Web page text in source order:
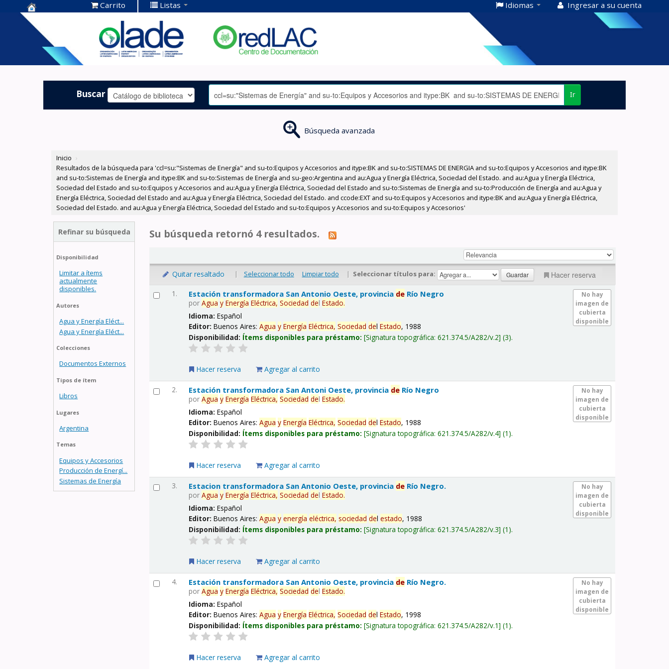
Centro de
Documentación
OLADE -
Carrito Listas Idiomas Ingresar a su cuenta
Buscar Ir
Búsqueda avanzada
Inicio ›
Resultados de la búsqueda para 'ccl=su:"Sistemas de Energía" and su-to:Equipos y Accesorios and itype:BK and su-to:SISTEMAS DE ENERGIA and su-to:Equipos y Accesorios and itype:BK
and su-to:Sistemas de Energía and itype:BK and su-to:Sistemas de Energía and su-geo:Argentina and au:Agua y Energía Eléctrica, Sociedad del Estado. and au:Agua y Energía Eléctrica,
Sociedad del Estado and su-to:Equipos y Accesorios and au:Agua y Energía Eléctrica, Sociedad del Estado and su-to:Sistemas de Energía and su-to:Producción de Energía and au:Agua y
Energía Eléctrica, Sociedad del Estado and au:Agua y Energía Eléctrica, Sociedad del Estado. and ccode:EXT and su-to:Equipos y Accesorios and itype:BK and au:Agua y Energía Eléctrica,
Sociedad del Estado. and au:Agua y Energía Eléctrica, Sociedad del Estado and su-to:Equipos y Accesorios and su-to:Equipos y Accesorios'
Refinar su búsqueda
Disponibilidad
Limitar a ítems
actualmente
disponibles.
Autores
Agua y Energía Eléct...
Agua y Energía Eléct...
Colecciones
Documentos Externos
Tipos de ítem
Libros
Lugares
Argentina
Temas
Equipos y Accesorios
Producción de Energí...
Sistemas de Energía
Su búsqueda retornó 4 resultados.
Quitar resaltado | Seleccionar todo Limpiar todo | Seleccionar títulos para: Hacer reserva
1.
No hay
imagen de
cubierta
disponible
Estación transformadora San Antonio Oeste, provincia de Río Negro
porAgua y Energía Eléctrica, Sociedad delEstado.
Idioma:Español
Editor:Buenos Aires:Agua y Energía Eléctrica, Sociedad delEstado, 1988
Disponibilidad: Ítems disponibles para préstamo: Signatura topográfica:621.374.5/A282/v.2 (3).
Hacer reserva Agregar al carrito
2.
No hay
imagen de
cubierta
disponible
Estación transformadora San Antoni Oeste, provincia de Río Negro
porAgua y Energía Eléctrica, Sociedad delEstado.
Idioma:Español
Editor:Buenos Aires:Agua y Energía Eléctrica, Sociedad delEstado, 1988
Disponibilidad: Ítems disponibles para préstamo: Signatura topográfica:621.374.5/A282/v.4 (1).
Hacer reserva Agregar al carrito
3.
No hay
imagen de
cubierta
disponible
Estacion transformadora San Antonio Oeste, provincia de Río Negro.
porAgua y Energía Eléctrica, Sociedad delEstado.
Idioma:Español
Editor:Buenos Aires:Agua y energía eléctrica, sociedad delestado, 1988
Disponibilidad: Ítems disponibles para préstamo: Signatura topográfica:621.374.5/A282/v.3 (1).
Hacer reserva Agregar al carrito
4.
No hay
imagen de
cubierta
disponible
Estación transformadora San Antonio Oeste, provincia de Río Negro.
porAgua y Energía Eléctrica, Sociedad delEstado.
Idioma:Español
Editor:Buenos Aires:Agua y Energía Eléctrica, Sociedad delEstado, 1998
Disponibilidad: Ítems disponibles para préstamo: Signatura topográfica:621.374.5/A282/v.1 (1).
Hacer reserva Agregar al carrito